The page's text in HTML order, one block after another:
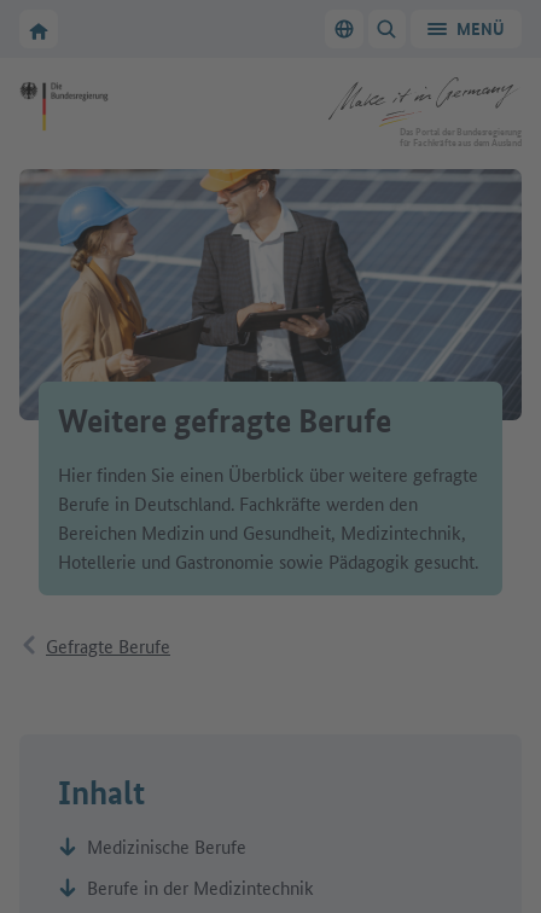
Zur Startseite von Make it in Germany Sprache wechseln
SUCHE ANZEIGEN/
MENÜ
Zur Startseite von Make it in GermanyDas Portal der Bundesregierung
für Fachkräfte aus dem Ausland
Weitere gefragte Berufe
Hier finden Sie einen Überblick über weitere gefragte
Berufe in Deutschland. Fachkräfte werden den
Bereichen Medizin und Gesundheit, Medizintechnik,
Hotellerie und Gastronomie sowie Pädagogik gesucht.
Gefragte Berufe
Inhalt
Medizinische Berufe
Berufe in der Medizintechnik